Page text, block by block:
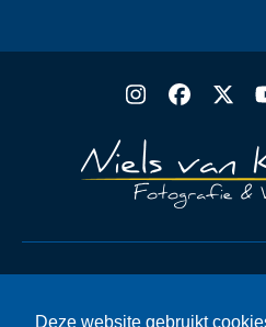
Instagram
Kesteren
Deze website gebruikt